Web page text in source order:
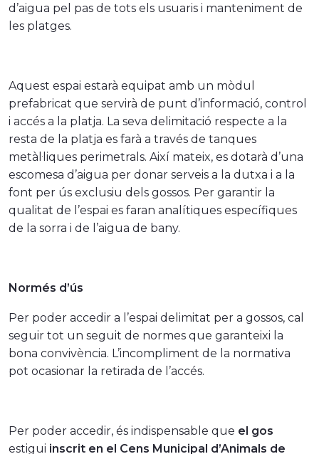
d’aigua pel pas de tots els usuaris i manteniment de
les platges.
Aquest espai estarà equipat amb un mòdul
prefabricat que servirà de punt d’informació, control
i accés a la platja. La seva delimitació respecte a la
resta de la platja es farà a través de tanques
metàl·liques perimetrals. Així mateix, es dotarà d’una
escomesa d’aigua per donar serveis a la dutxa i a la
font per ús exclusiu dels gossos. Per garantir la
qualitat de l’espai es faran analítiques específiques
de la sorra i de l’aigua de bany.
Normés d’ús
Per poder accedir a l’espai delimitat per a gossos, cal
seguir tot un seguit de normes que garanteixi la
bona convivència. L’incompliment de la normativa
pot ocasionar la retirada de l’accés.
Per poder accedir, és indispensable que el gos
estigui inscrit en el Cens Municipal d’Animals de